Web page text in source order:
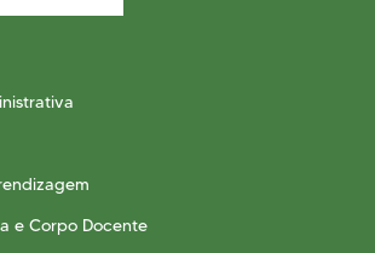
e Corpo Docente